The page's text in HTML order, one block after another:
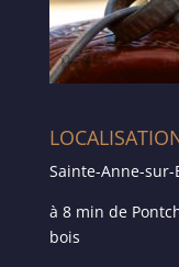
Sainte-Anne-sur-
à 8 min de
bois